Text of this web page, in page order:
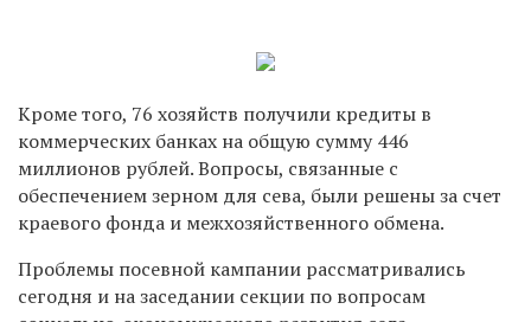
Кроме того, 76 хозяйств получили кредиты в
коммерческих банках на общую сумму 446
миллионов рублей. Вопросы, связанные с
обеспечением зерном для сева, были решены за счет
краевого фонда и межхозяйственного обмена.
Проблемы посевной кампании рассматривались
сегодня и на заседании секции по вопросам